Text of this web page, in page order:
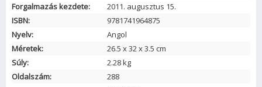
Forgalmazás kezdete:
2011. augusztus 15.
ISBN:
9781741964875
Nyelv:
Angol
Méretek:
26.5 x32x3.5 cm
Súly:
2.28 kg
Oldalszám:
288